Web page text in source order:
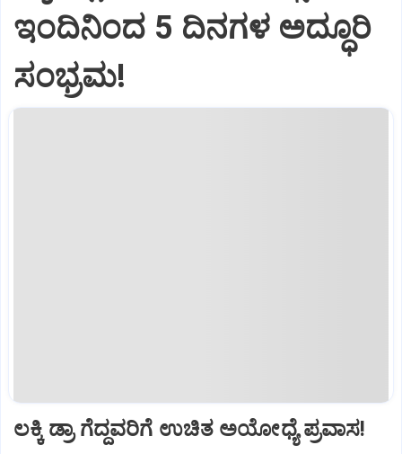
ಇಂದಿನಿಂದ 5 ದಿನಗಳ ಅದ್ಧೂರಿ
ಸಂಭ್ರಮ!
ಲಕ್ಕಿ ಡ್ರಾ ಗೆದ್ದವರಿಗೆ ಉಚಿತ ಅಯೋಧ್ಯೆ ಪ್ರವಾಸ!